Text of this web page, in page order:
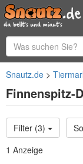
Snautz.de
Finnenspitz-
Filter (3)
1 Anzeige